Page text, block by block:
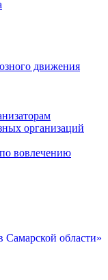
движения
организаций
вовлечению
области»